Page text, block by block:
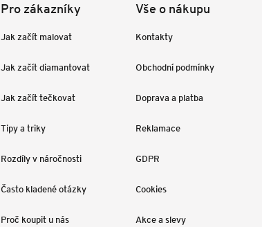
Pro zákazníky
Jak začít malovat
Jak začít diamantovat
Jak začít tečkovat
Tipy a triky
Rozdíly v náročnosti
Často kladené otázky
Proč koupit u nás
Vše o nákupu
Kontakty
Obchodní podmínky
Doprava a platba
Reklamace
GDPR
Cookies
Akce a slevy